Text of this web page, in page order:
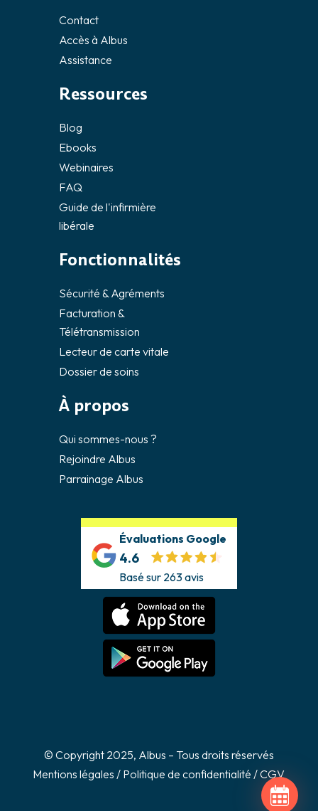
À propos
Qui sommes-nous ?
Rejoindre Albus
Parrainage Albus
Fonctionnalités
Sécurité & Agréments
Facturation &
Télétransmission
Lecteur de carte vitale
Dossier de soins
Ressources
Blog
Ebooks
Webinaires
FAQ
Guide de l'infirmière
libérale
Contact
Accès à Albus
Assistance
Évaluations Google
4.6
Basé sur 263 avis
© Copyright 2025, Albus – Tous droits réservés
Mentions légales / Politique de confidentialité /CGV